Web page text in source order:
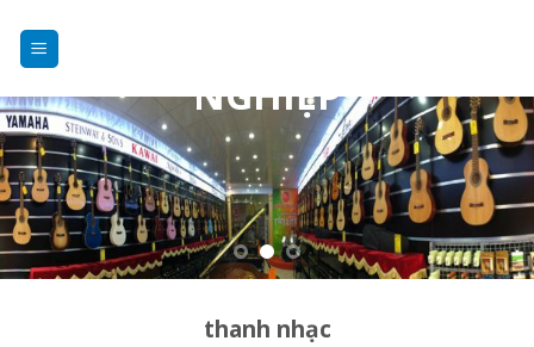
content
NGHIỆP
thanh nhạc